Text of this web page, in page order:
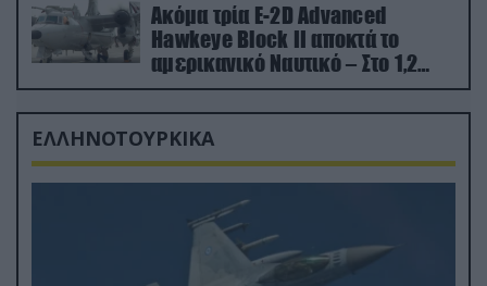
Ακόμα τρία E-2D Advanced
Hawkeye Block II αποκτά το
αμερικανικό Ναυτικό – Στο 1,2
δισ.δολάρια το κόστος
ΕΛΛΗΝΟΤΟΥΡΚΙΚΑ